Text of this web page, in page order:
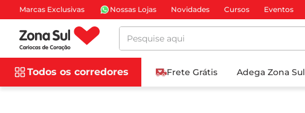
Marcas Exclusivas Nossas Lojas Novidades Cursos Eventos
Pesquise aqui
Todos os corredores Frete Grátis Adega Zona Sul